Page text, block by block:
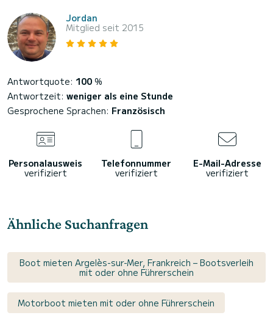
Jordan
Mitglied seit 2015
Antwortquote: 100 %
Antwortzeit: weniger als eine Stunde
Gesprochene Sprachen: Französisch
Personalausweis
verifiziert
Telefonnummer
verifiziert
E-Mail-Adresse
verifiziert
Ähnliche Suchanfragen
Boot mieten Argelès-sur-Mer, Frankreich – Bootsverleih
mit oder ohne Führerschein
Motorboot mieten mit oder ohne Führerschein